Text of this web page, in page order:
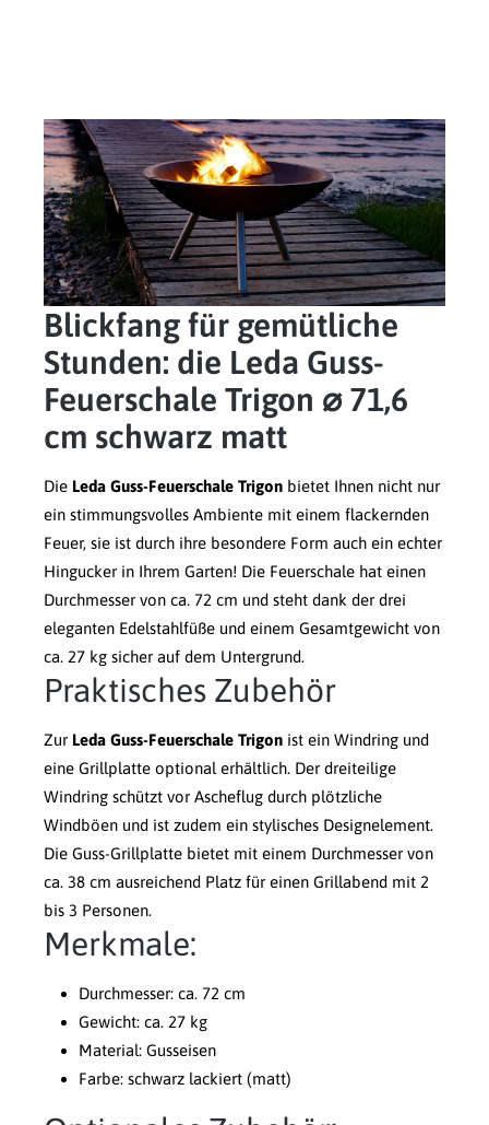
Blickfang für gemütliche
Stunden: die Leda Guss-
Feuerschale Trigon ⌀ 71,6
cm schwarz matt
Die Leda Guss-Feuerschale Trigon bietet Ihnen nicht nur
ein stimmungsvolles Ambiente mit einem flackernden
Feuer, sie ist durch ihre besondere Form auch ein echter
Hingucker in Ihrem Garten! Die Feuerschale hat einen
Durchmesser von ca. 72 cm und steht dank der drei
eleganten Edelstahlfüße und einem Gesamtgewicht von
ca. 27 kg sicher auf dem Untergrund.
Praktisches Zubehör
Zur Leda Guss-Feuerschale Trigon ist ein Windring und
eine Grillplatte optional erhältlich. Der dreiteilige
Windring schützt vor Ascheflug durch plötzliche
Windböen und ist zudem ein stylisches Designelement.
Die Guss-Grillplatte bietet mit einem Durchmesser von
ca. 38 cm ausreichend Platz für einen Grillabend mit 2
bis 3 Personen.
Merkmale:
Durchmesser: ca. 72 cm
Gewicht: ca. 27 kg
Material: Gusseisen
Farbe: schwarz lackiert (matt)